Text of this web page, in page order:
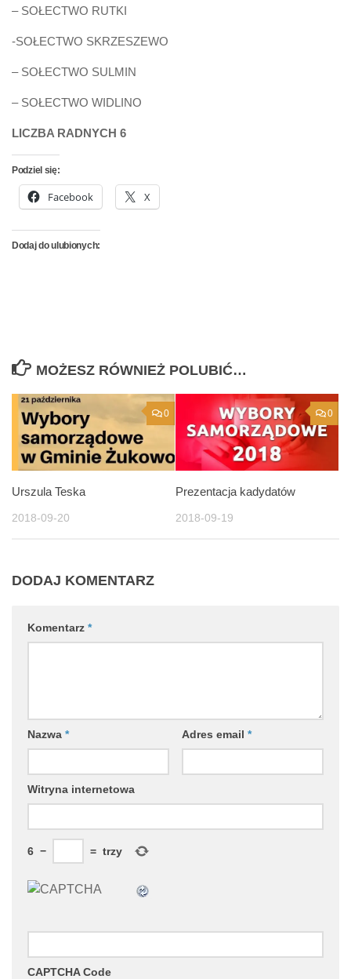
– SOŁECTWO RUTKI
-SOŁECTWO SKRZESZEWO
– SOŁECTWO SULMIN
– SOŁECTWO WIDLINO
LICZBA RADNYCH 6
Podziel się:
Facebook X
Dodaj do ulubionych:
MOŻESZ RÓWNIEŻ POLUBIĆ…
0
Urszula Teska
2018-09-20
0
Prezentacja kadydatów
2018-09-19
DODAJ KOMENTARZ
Komentarz *
Nazwa * Adres email *
Witryna internetowa
6 − = trzy
CAPTCHA Code